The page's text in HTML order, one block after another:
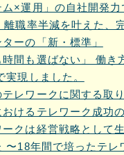
ム×運用」の自社開発
離職率半減を叶えた、
ーの「新・標準」
時間も選ばない」 働き
実現しました。
テレワークに関する取
おけるテレワーク成功
クは経営戦略として
〜18年間で培ったテレ